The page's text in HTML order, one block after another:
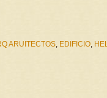
ARUITECTOS, EDIFICIO,